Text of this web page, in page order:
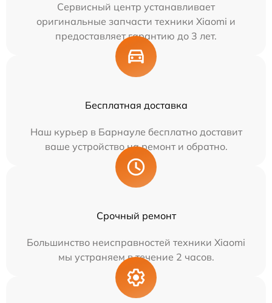
Сервисный центр устанавливает
оригинальные запчасти техники Xiaomi и
предоставляет гарантию до 3 лет.
Бесплатная доставка
Наш курьер в Барнауле бесплатно доставит
ваше устройство на ремонт и обратно.
Срочный ремонт
Большинство неисправностей техники Xiaomi
мы устраняем в течение 2 часов.